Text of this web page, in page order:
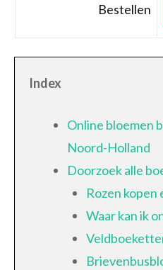
Bestellen
Index
Online bloemen
Noord-Holland
Doorzoek alle
Rozen kopen
Waar kan ik